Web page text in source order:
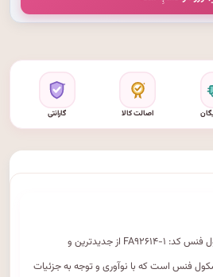
اصالت کالا گارانتی
قیچی تیغه فلزی پایه‌دار اسکول فنس کد: FA۹۲۶۱۴-۱ از جدیدترین و
فنس است که با نوآوری و توجه به جزئیات